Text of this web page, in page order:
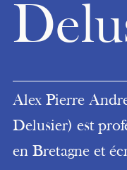
Alex Pierre
Delusier) est
en Bretagne et